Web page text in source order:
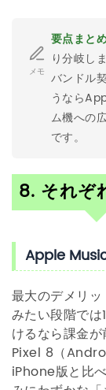
メモ
要点まと
り分岐し
バンドル
うなら
ム機への
です。
8. それぞ
Apple
最大のデメリ
みたい段階で
けるなら課金
Pixel 8（
iPhone版と比